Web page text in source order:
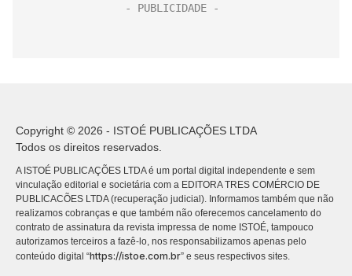
Copyright © 2026 - ISTOÉ PUBLICAÇÕES LTDA
Todos os direitos reservados.
A ISTOÉ PUBLICAÇÕES LTDA é um portal digital independente e sem
vinculação editorial e societária com a EDITORA TRES COMÉRCIO DE
PUBLICACÕES LTDA (recuperação judicial). Informamos também que não
realizamos cobranças e que também não oferecemos cancelamento do
contrato de assinatura da revista impressa de nome ISTOÉ, tampouco
autorizamos terceiros a fazê-lo, nos responsabilizamos apenas pelo
conteúdo digital “https://istoe.com.br” e seus respectivos sites.